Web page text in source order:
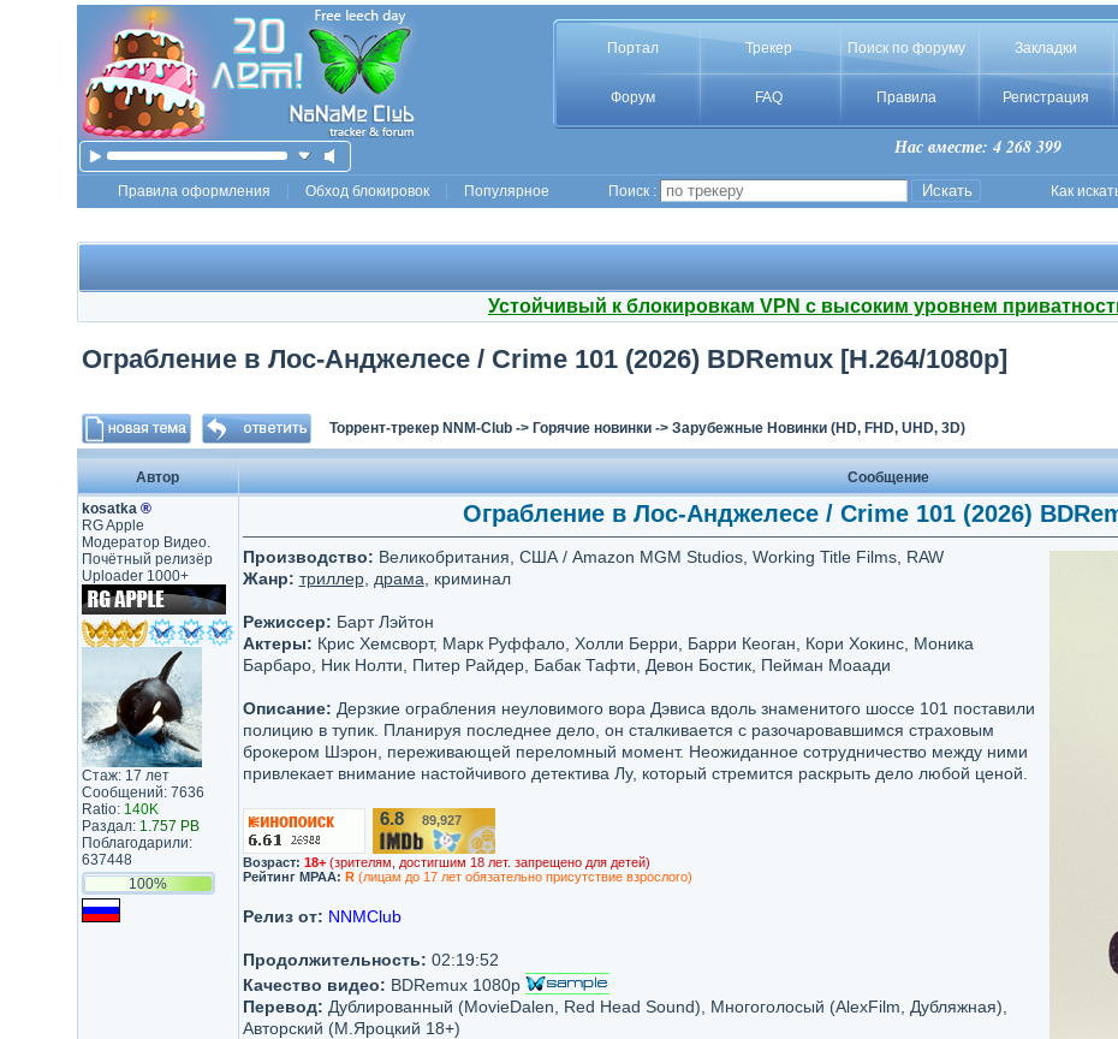
Портал Трекер Поиск по форуму Закладки
Форум FAQ Правила Регистрация
Нас вместе: 4 268 399
Правила оформления Обход блокировок Популярное Поиск : Как
Устойчивый к блокировкам VPN с высоким уровнем
Ограбление в Лос-Анджелесе / Crime 101 (2026) BDRemux [H.264/1080p]
Торрент-трекер NNM-Club-> Горячие новинки-> Зарубежные Новинки (HD, FHD, UHD, 3D)
Автор
Сообщение
kosatka ®
RG Apple
Модератор Видео.
Почётный релизёр
Uploader 1000+
Стаж: 17 лет
Сообщений: 7636
Ratio: 140K
Раздал: 1.757 PB
Поблагодарили:
637448
100%
Ограбление в Лос-Анджелесе / Crime 101 (2026)
Производство: Великобритания, США / Amazon MGM Studios, Working Title Films, RAW
Жанр: триллер, драма , криминал
Режиссер: Барт Лэйтон
Актеры: Крис Хемсворт, Марк Руффало, Холли Берри, Барри Кеоган, Кори Хокинс, Моника
Барбаро, Ник Нолти, Питер Райдер, Бабак Тафти, Девон Бостик, Пейман Моаади
Описание: Дерзкие ограбления неуловимого вора Дэвиса вдоль знаменитого шоссе 101 поставили
полицию в тупик. Планируя последнее дело, он сталкивается с разочаровавшимся страховым
брокером Шэрон, переживающей переломный момент. Неожиданное сотрудничество между ними
привлекает внимание настойчивого детектива Лу, который стремится раскрыть дело любой ценой.
6.8/10 89,927
Возраст: 18+ (зрителям, достигшим 18 лет. запрещено для детей)
Рейтинг MPAA: R(лицам до 17 лет обязательно присутствие взрослого)
Релиз от: NNMClub
Продолжительность: 02:19:52
Качество видео: BDRemux 1080p
Перевод: Дублированный (MovieDalen, Red Head Sound), Многоголосый (AlexFilm, Дубляжная),
Авторский (М.Яроцкий 18+)